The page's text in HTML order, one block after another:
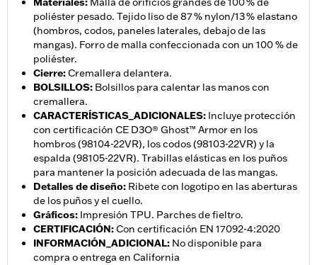
poliéster pesado. Tejido liso de 87 % nylon/13 % elastano
(hombros, codos, paneles laterales, debajo de las
mangas). Forro de malla confeccionada con un 100 % de
poliéster.
Cierre:Cremallera delantera.
BOLSILLOS: Bolsillos para calentar las manos con
cremallera.
CARACTERÍSTICAS_ADICIONALES: Incluye protección
con certificación CE D3O® Ghost™ Armor en los
hombros (98104-22VR), los codos (98103-22VR) y la
espalda (98105-22VR). Trabillas elásticas en los puños
para mantener la posición adecuada de las mangas.
Detalles de diseño: Ribete con logotipo en las aberturas
de los puños y el cuello.
Gráficos: Impresión TPU. Parches de fieltro.
CERTIFICACIÓN:Con certificación EN 17092-4:2020
INFORMACIÓN_ADICIONAL: No disponible para
compra o entrega en California